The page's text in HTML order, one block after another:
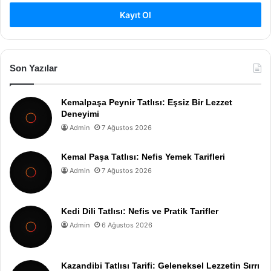
Kayıt Ol
Son Yazılar
Kemalpaşa Peynir Tatlısı: Eşsiz Bir Lezzet
Deneyimi
Admin 7 Ağustos 2026
Kemal Paşa Tatlısı: Nefis Yemek Tarifleri
Admin 7 Ağustos 2026
Kedi Dili Tatlısı: Nefis ve Pratik Tarifler
Admin 6 Ağustos 2026
Kazandibi Tatlısı Tarifi: Geleneksel Lezzetin Sırrı